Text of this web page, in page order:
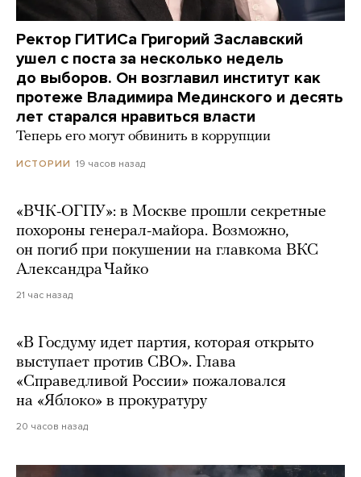
Ректор ГИТИСа Григорий Заславский
ушел с поста за несколько недель
до выборов. Он возглавил институт как
протеже Владимира Мединского и десять
лет старался нравиться власти
Теперь его могут обвинить в коррупции
ИСТОРИИ 19 часов назад
«ВЧК-ОГПУ»: в Москве прошли секретные
похороны генерал-майора. Возможно,
он погиб при покушении на главкома ВКС
Александра Чайко
21 час назад
«В Госдуму идет партия, которая открыто
выступает против СВО». Глава
«Справедливой России» пожаловался
на «Яблоко» в прокуратуру
20 часов назад